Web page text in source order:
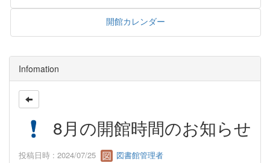
開館カレンダー
Infomation
8月の開館時間のお知らせ
投稿日時 : 2024/07/25 図書館管理者